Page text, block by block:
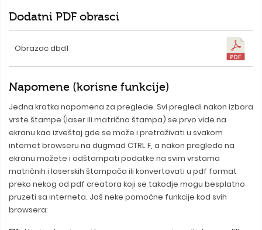
Dodatni PDF obrasci
Obrazac dbd1
Napomene (korisne funkcije)
Jedna kratka napomena za preglede. Svi pregledi nakon izbora
vrste štampe (laser ili matrična štampa) se prvo vide na
ekranu kao izveštaj gde se može i pretraživati u svakom
internet browseru na dugmad CTRL F, a nakon pregleda na
ekranu možete i odštampati podatke na svim vrstama
matričnih i laserskih štampača ili konvertovati u pdf format
preko nekog od pdf creatora koji se takodje mogu besplatno
pruzeti sa interneta. Još neke pomoćne funkcije kod svih
browsera: